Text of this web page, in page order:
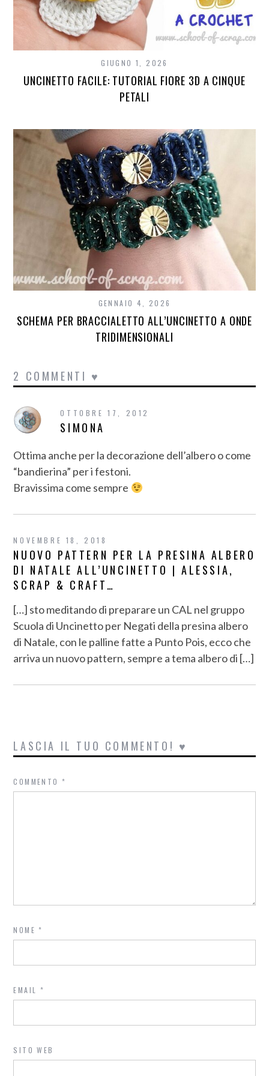
GIUGNO 1, 2026
UNCINETTO FACILE: TUTORIAL FIORE 3D A CINQUE
PETALI
GENNAIO 4, 2026
SCHEMA PER BRACCIALETTO ALL’UNCINETTO A ONDE
TRIDIMENSIONALI
2 COMMENTI ♥
OTTOBRE 17, 2012
SIMONA
Ottima anche per la decorazione dell’albero o come
“bandierina” per i festoni.
Bravissima come sempre
NOVEMBRE 18, 2018
NUOVO PATTERN PER LA PRESINA ALBERO
DI NATALE ALL’UNCINETTO | ALESSIA,
SCRAP & CRAFT…
[…] sto meditando di preparare un CAL nel gruppo
Scuola di Uncinetto per Negati della presina albero
di Natale, con le palline fatte a Punto Pois, ecco che
arriva un nuovo pattern, sempre a tema albero di […]
LASCIA IL TUO COMMENTO! ♥
COMMENTO*
NOME*
EMAIL *
SITO WEB